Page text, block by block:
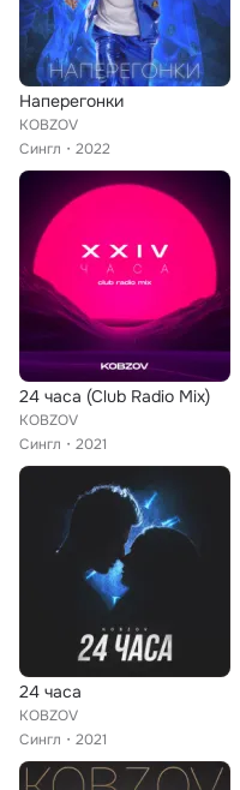
Наперегонки
KOBZOV
Сингл
2022
24 часа (Club Radio Mix)
KOBZOV
Сингл
2021
24 часа
KOBZOV
Сингл
2021